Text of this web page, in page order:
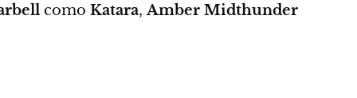
como Katara,Amber Midthunder